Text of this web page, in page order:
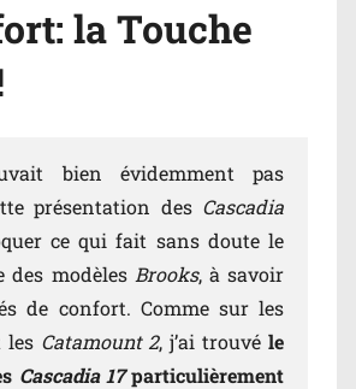
la Touche
bien évidemment pas
présentation des Cascadia
ce qui fait sans doute le
des modèles Brooks, à savoir
de confort. Comme sur les
Catamount 2, j’ai trouvé le
Cascadia 17particulièrement